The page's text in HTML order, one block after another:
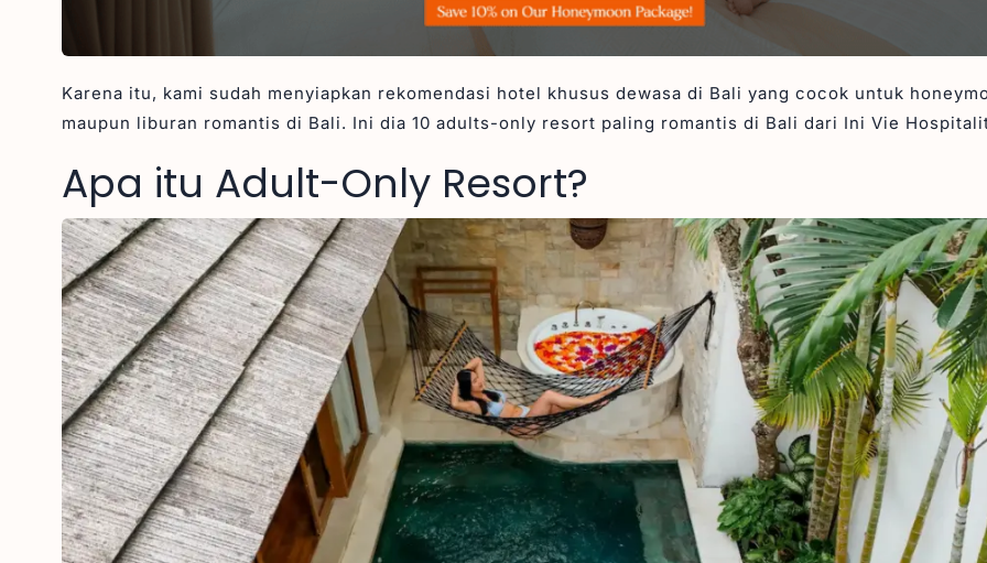
Karena itu, kami sudah menyiapkan rekomendasi hotel khusus dewasa di Bali yang cocok untuk
maupun liburan romantis di Bali. Ini dia 10 adults-only resort paling romantis di Bali dari Ini Vie
Apa itu Adult-Only Resort?